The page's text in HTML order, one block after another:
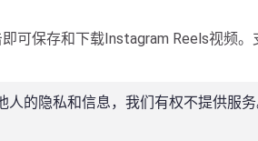
保存和下载Instagram Reels视频。
的隐私和信息，我们有权不提供服务